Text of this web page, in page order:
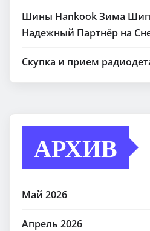
Шины Hankook Зима
Надежный Партнёр на
Скупка и прием
АРХИВ
Май 2026
Апрель 2026